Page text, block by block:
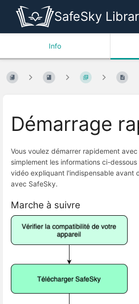
SafeSky
Info
Démarrage
Vous voulez démarrer rapidement
simplement les informations ci-
vidéo expliquant l'indispensable avant
avec SafeSky.
Marche à suivre